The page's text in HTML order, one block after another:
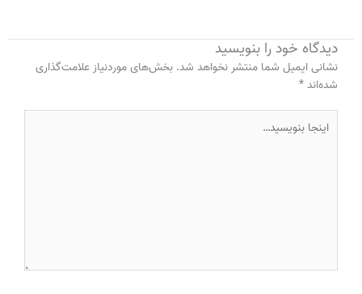
دیدگاه‌ خود را بنویسید
نشانی ایمیل شما منتشر نخواهد شد. بخش‌های موردنیاز علامت‌گذاری
شده‌اند*
بنویسید…